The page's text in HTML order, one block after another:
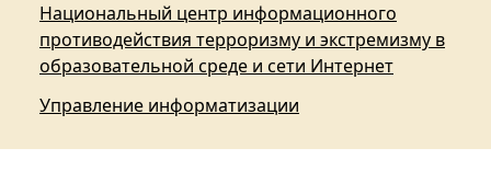
Национальный центр информационного
противодействия терроризму и экстремизму в
образовательной среде и сети Интернет
Управление информатизации